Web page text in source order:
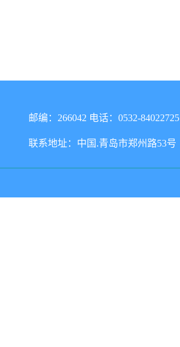
邮编：266042 电话：0532-84022725
联系地址：中国.青岛市郑州路53号